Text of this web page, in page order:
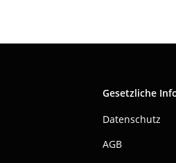
Gesetzliche
Datenschutz
AGB